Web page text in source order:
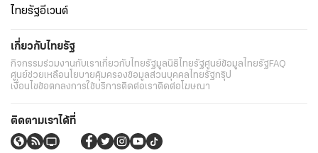
ไทยรัฐอีเวนต์
เกี่ยวกับไทยรัฐ
กิจกรรมร่วมงานกับเราเกี่ยวกับไทยรัฐมูลนิธิไทยรัฐศูนย์ข้อมูลไทยรัฐFAQ
ศูนย์ช่วยเหลือนโยบายคุ้มครองข้อมูลส่วนบุคคลไทยรัฐกรุ๊ป
เงื่อนไขข้อตกลงการใช้บริการติดต่อเราติดต่อโฆษณา
ติดตามเราได้ที่